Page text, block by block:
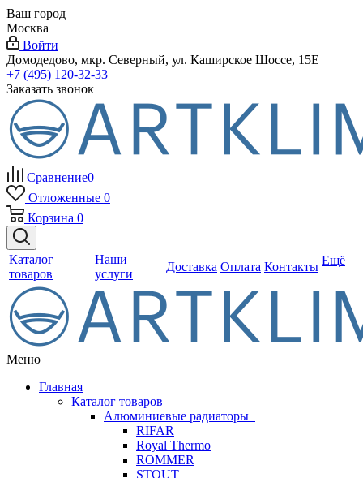
Ваш город
Москва
Войти
Домодедово, мкр. Северный, ул. Каширское Шоссе, 15Е
+7 (495) 120-32-33
Заказать звонок
Сравнение0
Отложенные 0
Корзина 0
Каталог
товаров
Наши
услуги
Доставка Оплата Контакты Ещё
Меню
Главная
Каталог товаров
Алюминиевые радиаторы
RIFAR
Royal Thermo
ROMMER
STOUT